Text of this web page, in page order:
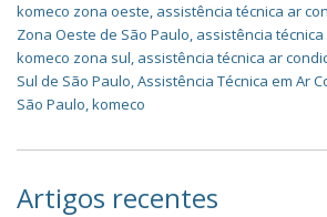
komeco zona oeste, assistência técnica ar
Zona Oeste de São Paulo, assistência
komeco zona sul, assistência técnica ar
Sul de São Paulo,Assistência Técnica em Ar
São Paulo,komeco
Artigos recentes